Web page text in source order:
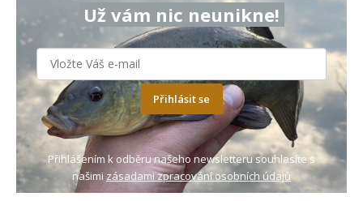
Už vám nic neunikne!
Přihlásit se
Přihlášením k odběru našeho newsletteru souhlasíte s
našimi zásadami zpracování osobních údajů